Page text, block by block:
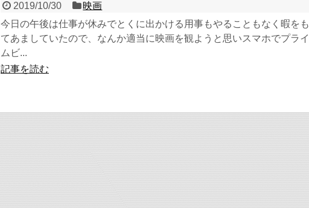
2019/10/30
映画
今日の午後は仕事が休みでとくに出かける用事もやることもなく暇をも
てあましていたので、なんか適当に映画を観ようと思いスマホでプライ
ムビ...
記事を読む